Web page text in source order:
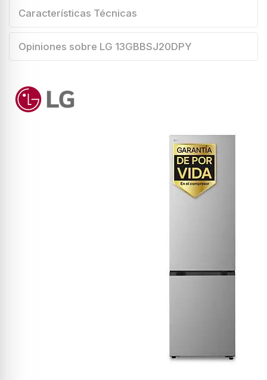
Características Técnicas
Opiniones sobre LG 13GBBSJ20DPY